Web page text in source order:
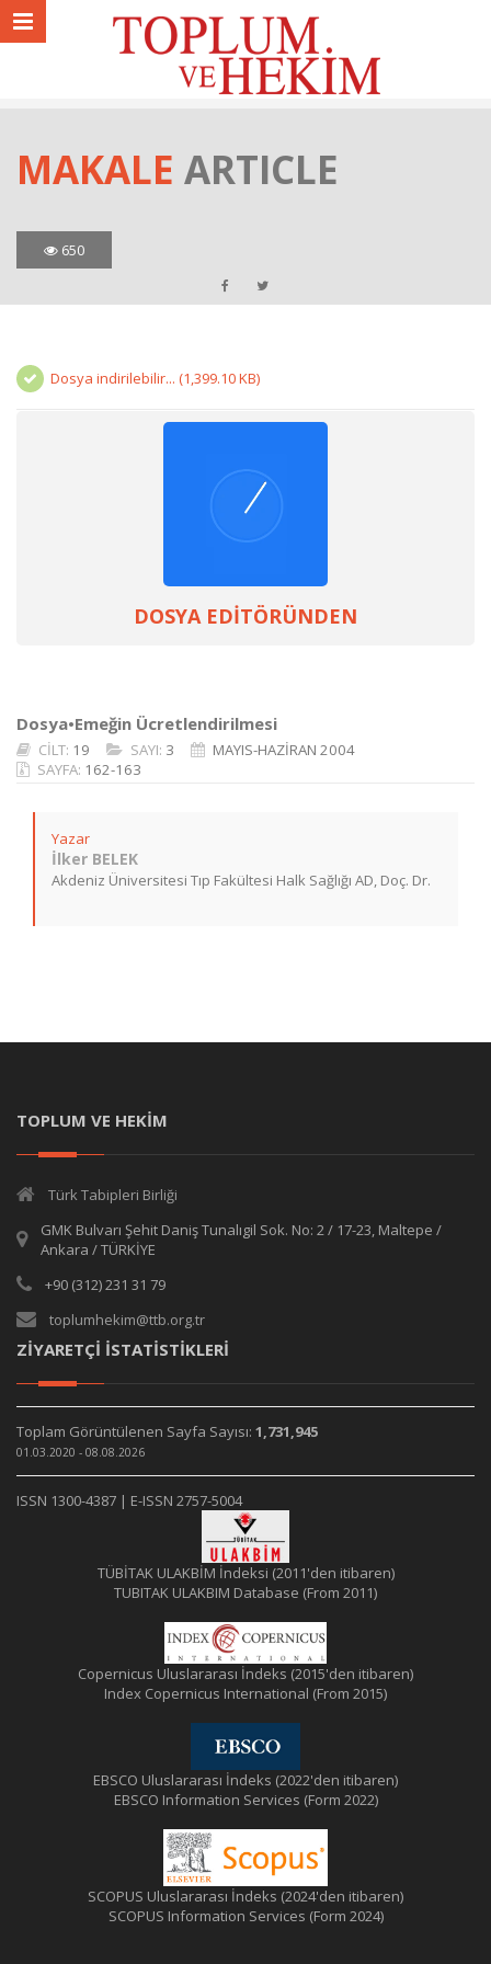
MAKALE ARTICLE
650
Dosya indirilebilir... (1,399.10 KB)
DOSYA EDİTÖRÜNDEN
Dosya•Emeğin Ücretlendirilmesi
CİLT: 19 SAYI: 3
MAYIS-HAZİRAN 2004
SAYFA: 162-163
Yazar
İlker BELEK
Akdeniz Üniversitesi Tıp Fakültesi Halk Sağlığı AD, Doç. Dr.
TOPLUM VE HEKİM
Türk Tabipleri Birliği
GMK Bulvarı Şehit Daniş Tunalıgil Sok. No: 2 / 17-23, Maltepe /
Ankara / TÜRKİYE
+90 (312) 231 31 79
toplumhekim@ttb.org.tr
ZİYARETÇİ İSTATİSTİKLERİ
Toplam Görüntülenen Sayfa Sayısı: 1,731,945
01.03.2020 - 08.08.2026
ISSN 1300-4387 | E-ISSN 2757-5004
TÜBİTAK ULAKBİM İndeksi (2011'den itibaren)
TUBITAK ULAKBIM Database (From 2011)
Copernicus Uluslararası İndeks (2015'den itibaren)
Index Copernicus International (From 2015)
EBSCO Uluslararası İndeks (2022'den itibaren)
EBSCO Information Services (Form 2022)
SCOPUS Uluslararası İndeks (2024'den itibaren)
SCOPUS Information Services (Form 2024)